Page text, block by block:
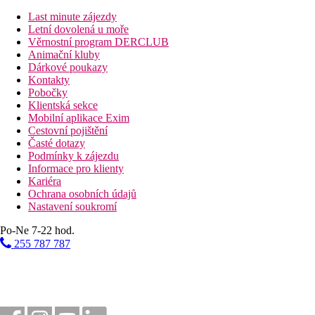
restaurace s obsluhou (tuniská, asijská rezervace nutná)
Wi-Fi na recepci (zdarma)
lobby bar
bar u bazénu
maurská kavárna
diskotéka (nápoje za poplatek)
obchodní arkáda
kadeřnictví
3 konferenční místnosti
připojení k internetu za poplatek
2 bazény (slunečníky a lehátka zdarma, osušky za vratnou
dětský bazén
krytý bazén
dětské hřiště
miniklub
písčitá
lehátka a slunečníky (zdarma)
večerní programy
Last minute zájezdy
Letní dovolená u moře
Věrnostní program DERCLUB
Animační kluby
Dárkové poukazy
Kontakty
Pobočky
Klientská sekce
Mobilní aplikace Exim
Cestovní pojištění
Časté dotazy
Podmínky k zájezdu
Informace pro klienty
Kariéra
Ochrana osobních údajů
Nastavení soukromí
Po-Ne 7-22 hod.
255 787 787